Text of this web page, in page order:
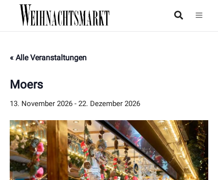
« Alle Veranstaltungen
Moers
13. November 2026 - 22. Dezember 2026